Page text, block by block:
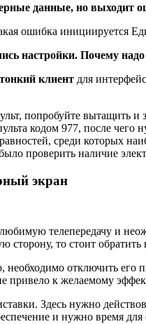
данные, но выходит
ошибка инициируется
настройки. Почему
тонкий клиент для
попробуйте вытащить
кодом 977, после чего
среди которых
проверить наличие
экран
телепередачу и
сторону, то стоит
необходимо отключить
привело к желаемому
Здесь нужно
и нужно время